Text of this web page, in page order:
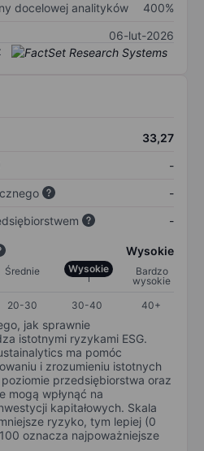
docelowej analityków
400%
06-lut-2026
33,27
-
-
-
Wysokie
Średnie Wysokie
Bardzo
wysokie
20-30 30-40 40+
jak sprawnie
istotnymi ryzykami ESG.
ma pomóc
i zrozumieniu istotnych
przedsiębiorstwa oraz
mogą wpłynąć na
kapitałowych. Skala
ryzyko, tym lepiej (0
oznacza najpoważniejsze